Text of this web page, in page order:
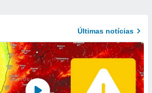
Últimas notícias